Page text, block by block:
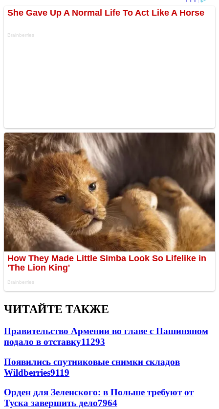
ЧИТАЙТЕ ТАКЖЕ
Правительство Армении во главе с Пашиняном
подало в отставку11293
Появились спутниковые снимки складов
Wildberries9119
Орден для Зеленского: в Польше требуют от
Туска завершить дело7964